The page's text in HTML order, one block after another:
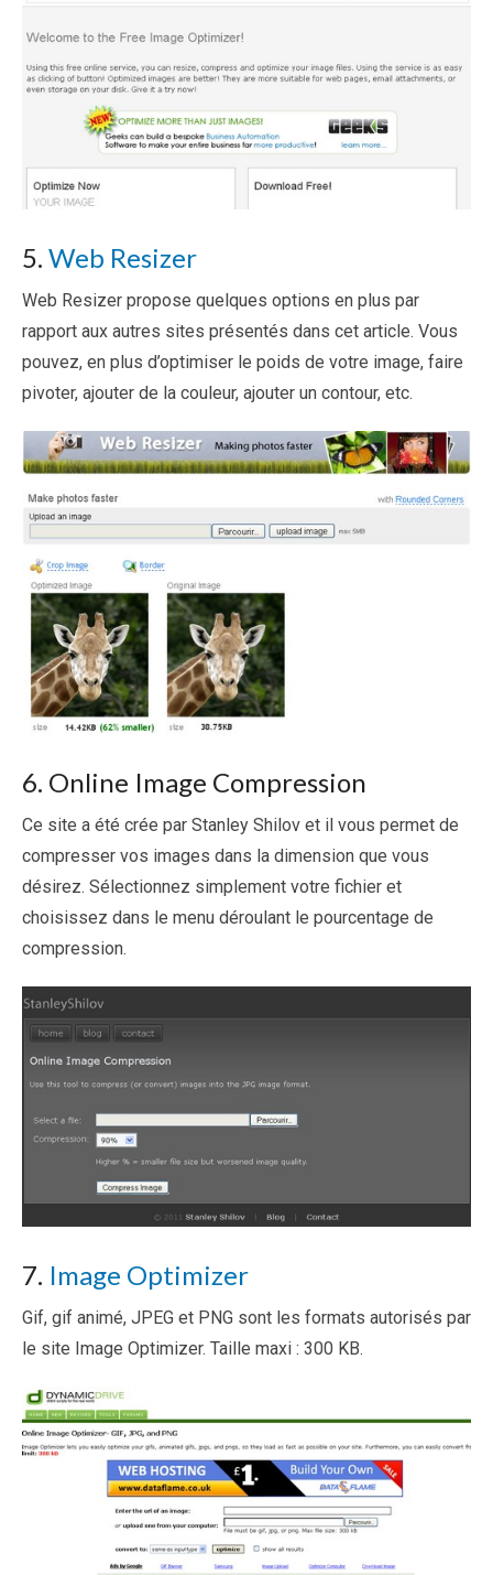
5. Web Resizer
Web Resizer propose quelques options en plus par
rapport aux autres sites présentés dans cet article. Vous
pouvez, en plus d’optimiser le poids de votre image, faire
pivoter, ajouter de la couleur, ajouter un contour, etc.
6. Online Image Compression
Ce site a été crée par Stanley Shilov et il vous permet de
compresser vos images dans la dimension que vous
désirez. Sélectionnez simplement votre fichier et
choisissez dans le menu déroulant le pourcentage de
compression.
7. Image Optimizer
Gif, gif animé, JPEG et PNG sont les formats autorisés par
le site Image Optimizer. Taille maxi : 300 KB.